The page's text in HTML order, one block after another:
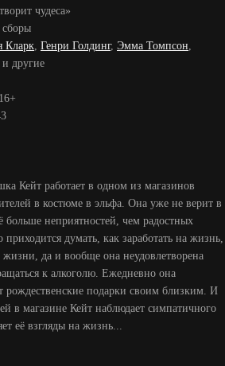
чудеса»
сборы
Кларк, Генри Голдинг, Эмма Томпсон,
и другие
16+
Кейт работает в одном из магазинов
в костюме в эльфа. Она уже не верит в
больше неприятностей, чем радостных
думать, как заработать на жизнь,
да и вообще она неудовлетворена
к алкоголю. Ежедневно она
рождественские подарки своим близким. И
в магазине Кейт наблюдает симпатичного
её взгляды на жизнь...